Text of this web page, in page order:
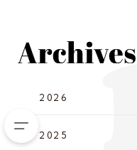
2026
2025